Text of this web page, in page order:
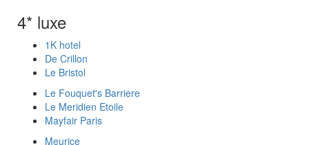
4* luxe
1K hotel
De Crillon
Le Bristol
Le Fouquet's Barriere
Le Meridien Etoile
Mayfair Paris
Meurice